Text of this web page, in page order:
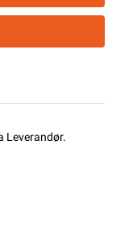
Leverandør.